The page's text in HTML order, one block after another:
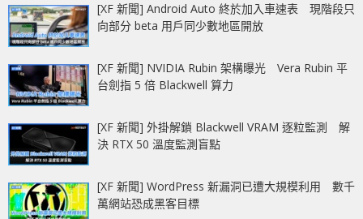
[XF 新聞] Android Auto 終於加入車速表 現階段只
向部分 beta 用戶同少數地區開放
[XF 新聞] NVIDIA Rubin 架構曝光 Vera Rubin 平
台劍指 5 倍 Blackwell 算力
[XF 新聞] 外掛解鎖 Blackwell VRAM 逐粒監測 解
決 RTX 50 溫度監測盲點
[XF 新聞] WordPress 新漏洞已遭大規模利用 數千
萬網站恐成黑客目標